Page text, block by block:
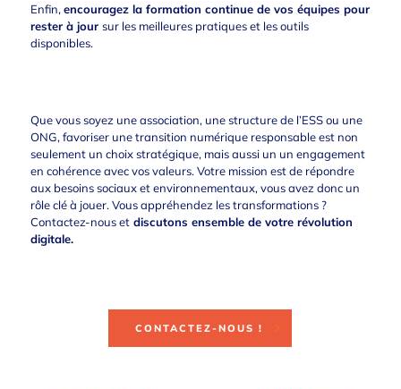
Enfin, encouragez la formation continue de vos équipes pour
rester à jour sur les meilleures pratiques et les outils
disponibles.
Que vous soyez une association, une structure de l’ESS ou une
ONG, favoriser une transition numérique responsable est non
seulement un choix stratégique, mais aussi un un engagement
en cohérence avec vos valeurs. Votre mission est de répondre
aux besoins sociaux et environnementaux, vous avez donc un
rôle clé à jouer. Vous appréhendez les transformations ?
Contactez-nousetdiscutons ensemble de votre révolution
digitale.
CONTACTEZ-NOUS !